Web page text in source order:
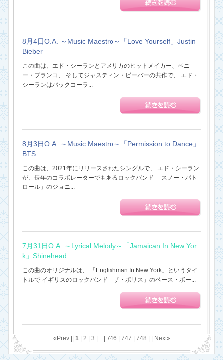
8月4日O.A. ～Music Maestro～「Love Yourself」Justin
Bieber
この曲は、エド・シーランとアメリカのヒットメイカー、ベニ
ー・ブランコ、 そしてジャスティン・ビーバーの共作で、 エド・
シーランはバックコーラ...
8月3日O.A. ～Music Maestro～「Permission to Dance」
BTS
この曲は、2021年にリリースされたシングルで、 エド・シーラン
が、長年のコラボレーターでもあるロックバンド 「スノー・パト
ロール」のジョニ...
7月31日O.A. ～Lyrical Melody～「Jamaican In New Yor
k」Shinehead
この曲のオリジナルは、 「Englishman In New York」というタイ
トルで イギリスのロックバンド「ザ・ポリス」のベース・ボー...
«Prev || 1| 2 3 | ...| 746 747 748 Next»